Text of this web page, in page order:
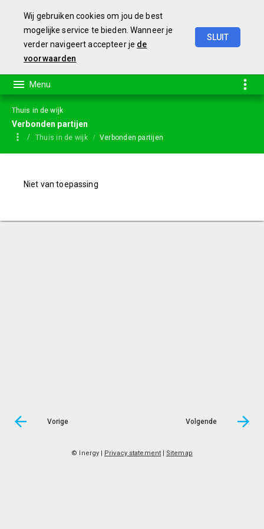
Wij gebruiken cookies om jou de best
mogelijke service te bieden. Wanneer je
verder navigeert accepteer je de
voorwaarden
SLUIT
Thuis in de wijk
Verbonden partijen
Thuis in de wijk Verbonden partijen
Niet van toepassing
Vorige Volgende
© Inergy | Privacy statement| Sitemap